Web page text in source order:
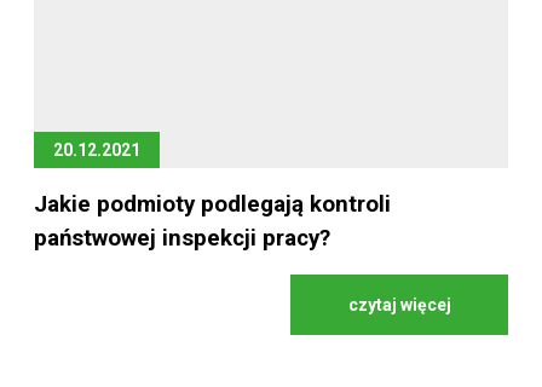
20.12.2021
Jakie podmioty podlegają kontroli
państwowej inspekcji pracy?
czytaj więcej